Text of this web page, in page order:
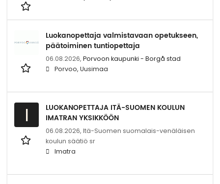
Luokanopettaja valmistavaan opetukseen,
päätoiminen tuntiopettaja
06.08.2026, Porvoon kaupunki - Borgå stad
Porvoo, Uusimaa
I
LUOKANOPETTAJA ITÄ-SUOMEN KOULUN
IMATRAN YKSIKKÖÖN
06.08.2026, Itä-Suomen suomalais-venäläisen
koulun säätiö sr
Imatra